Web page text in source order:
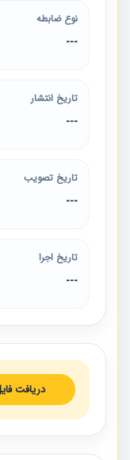
نوع ضابطه
---
تاریخ انتشار
---
تاریخ تصویب
---
تاریخ اجرا
---
دریافت